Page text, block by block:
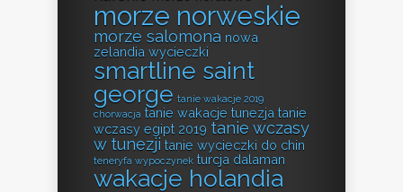
morze norweskie
morze salomona nowa
zelandia wycieczki
smartline saint
george tanie wakacje 2019
chorwacja tanie wakacje tunezja tanie
wczasy egipt 2019 tanie wczasy
w tunezji tanie wycieczki do chin
teneryfa wypoczynek turcja dalaman
wakacje holandia